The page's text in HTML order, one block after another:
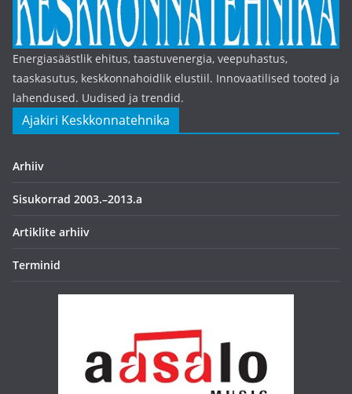
Energiasäästlik ehitus, taastuvenergia, veepuhastus,
taaskasutus, keskkonnahoidlik elustiil. Innovaatilised tooted ja
lahendused. Uudised ja trendid.
Ajakiri Keskkonnatehnika
Arhiiv
Sisukorrad 2003.–2013.a
Artiklite arhiiv
Terminid